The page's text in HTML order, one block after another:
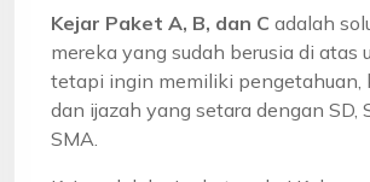
Kejar Paket A, B, dan C adalah
mereka yang sudah berusia di atas
tetapi ingin memiliki pengetahuan,
dan ijazah yang setara dengan SD,
SMA.